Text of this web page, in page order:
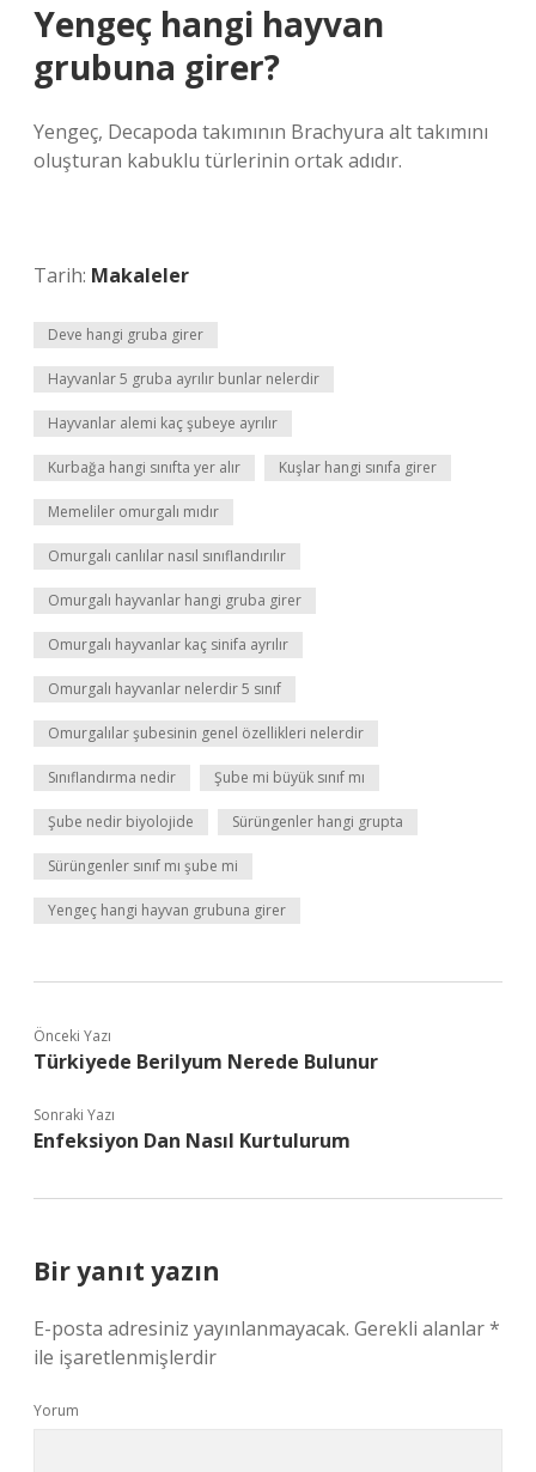
Yengeç hangi hayvan
grubuna girer?
Yengeç, Decapoda takımının Brachyura alt takımını
oluşturan kabuklu türlerinin ortak adıdır.
Tarih: Makaleler
Deve hangi gruba girer
Hayvanlar 5 gruba ayrılır bunlar nelerdir
Hayvanlar alemi kaç şubeye ayrılır
Kurbağa hangi sınıfta yer alır Kuşlar hangi sınıfa girer
Memeliler omurgalı mıdır
Omurgalı canlılar nasıl sınıflandırılır
Omurgalı hayvanlar hangi gruba girer
Omurgalı hayvanlar kaç sinifa ayrılır
Omurgalı hayvanlar nelerdir 5 sınıf
Omurgalılar şubesinin genel özellikleri nelerdir
Sınıflandırma nedir Şube mi büyük sınıf mı
Şube nedir biyolojide Sürüngenler hangi grupta
Sürüngenler sınıf mı şube mi
Yengeç hangi hayvan grubuna girer
Önceki Yazı
Türkiyede Berilyum Nerede Bulunur
Sonraki Yazı
Enfeksiyon Dan Nasıl Kurtulurum
Bir yanıt yazın
E-posta adresiniz yayınlanmayacak. Gerekli alanlar*
ile işaretlenmişlerdir
Yorum